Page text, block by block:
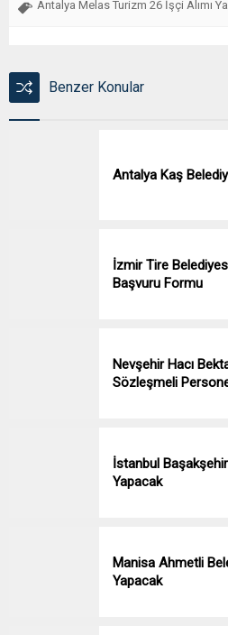
Antalya Melas Turizm 26 İşçi Alımı
Benzer Konular
Antalya Kaş
İzmir Tire
Başvuru Formu
Nevşehir Hacı
Sözleşmeli
İstanbul
Yapacak
Manisa Ahmetli
Yapacak